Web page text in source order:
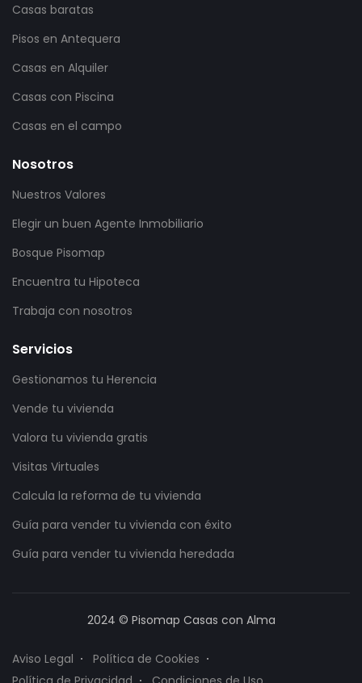
Casas baratas
Pisos en Antequera
Casas en Alquiler
Casas con Piscina
Casas en el campo
Nosotros
Nuestros Valores
Elegir un buen Agente Inmobiliario
Bosque Pisomap
Encuentra tu Hipoteca
Trabaja con nosotros
Servicios
Gestionamos tu Herencia
Vende tu vivienda
Valora tu vivienda gratis
Visitas Virtuales
Calcula la reforma de tu vivienda
Guía para vender tu vivienda con éxito
Guía para vender tu vivienda heredada
2024 © Pisomap Casas con Alma
Aviso Legal
Política de Cookies